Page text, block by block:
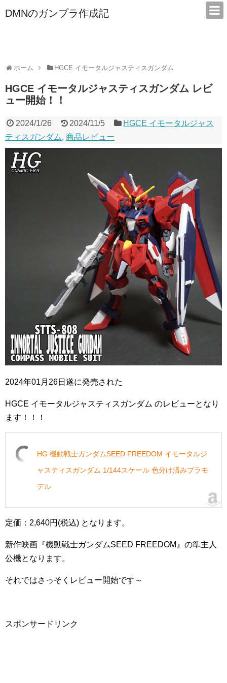
DMNのガンプラ作成記
ホーム HGCE イモータルジャスティスガンダム
HGCE イモータルジャスティスガンダム レビ
ュー開始！！
2024/1/26 2024/11/5
HGCE イモータルジャス
ティスガンダム, 商品レビュー
2024年01月26日遂に発売された
HGCE イモータルジャスティスガンダム のレビューとなり
ます！！！
HG 機動戦士ガンダムSEED FREEDOM イモータルジ
ャスティスガンダム 1/144スケール 色分け済みプラモ
デル
定価：2,640円(税込) となります。
新作映画『機動戦士ガンダムSEED FREEDOM』の準主人
公機となります。
それではさっそくレビュー開始です～
スポンサードリンク